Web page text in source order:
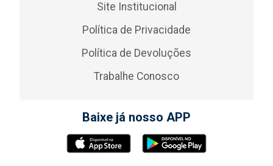
Site Institucional
Política de Privacidade
Política de Devoluções
Trabalhe Conosco
Baixe já nosso APP